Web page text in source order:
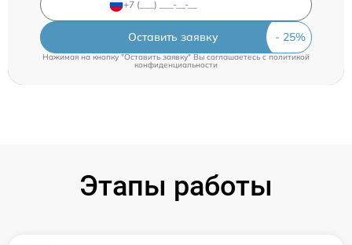
Оставить заявку
Нажимая на кнопку "Оставить заявку" Вы соглашаетесь cполитикой
конфиденциальности
Этапы работы